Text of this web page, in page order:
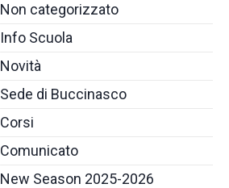
Non categorizzato
Info Scuola
Novità
Sede di Buccinasco
Corsi
Comunicato
New Season 2025-2026